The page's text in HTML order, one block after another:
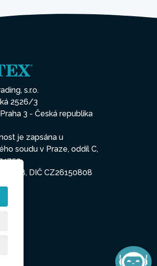
s.r.o.
2526/3
3 - Česká republika
je zapsána u
soudu v Praze, oddíl C,
DIČ CZ26150808